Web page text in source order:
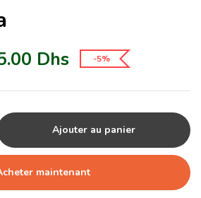
Dhs -5%
Ajouter au panier
maintenant